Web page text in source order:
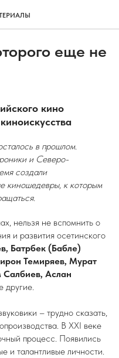
еще не
кино
в прошлом.
и Северо-
создали
киношедевры, к которым
нельзя не вспомнить о
и развития осетинского
Батрбек (Бабле)
Темиряев, Мурат
Аслан
другие.
– трудно сказать,
В ХХI веке
процесс. Появились
и талантливые личности.